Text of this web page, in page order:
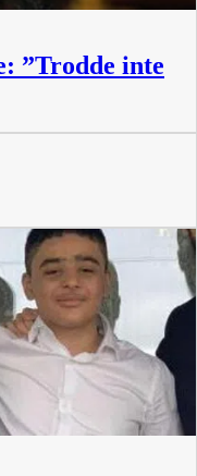
”Trodde inte